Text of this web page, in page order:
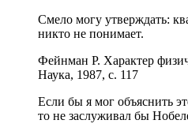
Смело могу утверждать:
никто не понимает.
Фейнман Р. Характер
Наука, 1987, с. 117
Если бы я мог объяснить
то не заслуживал бы